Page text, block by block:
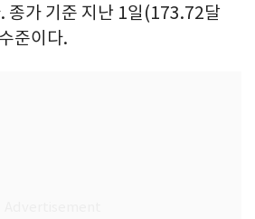
종가 기준 지난 1일(173.72달
준이다.